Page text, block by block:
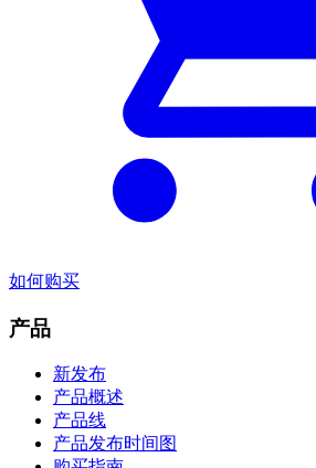
如何购买
产品
新发布
产品概述
产品线
产品发布时间图